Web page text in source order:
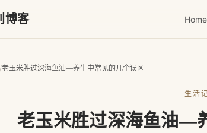
博客 Home
/老玉米胜过深海鱼油—养生中常见的几个误区
生活
老玉米胜过深海鱼油—